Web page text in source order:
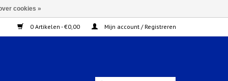
0 Artikelen - €0,00 Mijn account / Registreren
cookies »